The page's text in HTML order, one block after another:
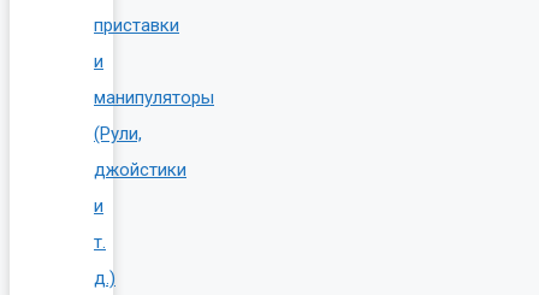
приставки
и
манипуляторы
(Рули,
джойстики
и
т.
д.)